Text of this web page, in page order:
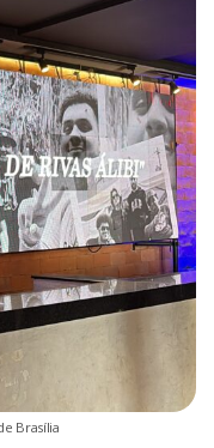
Brasília